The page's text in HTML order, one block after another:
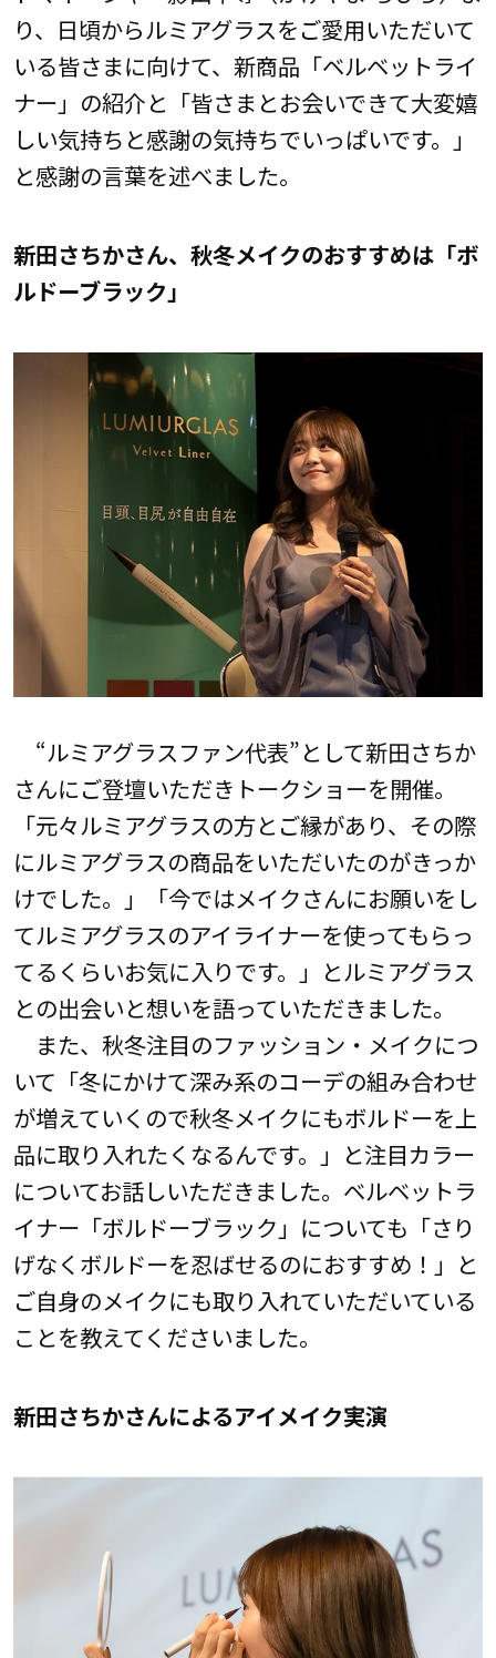
り、日頃からルミアグラスをご愛用いただいて
いる皆さまに向けて、新商品「ベルベットライ
ナー」の紹介と「皆さまとお会いできて大変嬉
しい気持ちと感謝の気持ちでいっぱいです。」
と感謝の言葉を述べました。
新田さちかさん、秋冬メイクのおすすめは「ボ
ルドーブラック」
“ルミアグラスファン代表”として新田さちか
さんにご登壇いただきトークショーを開催。
「元々ルミアグラスの方とご縁があり、その際
にルミアグラスの商品をいただいたのがきっか
けでした。」「今ではメイクさんにお願いをし
てルミアグラスのアイライナーを使ってもらっ
てるくらいお気に入りです。」とルミアグラス
との出会いと想いを語っていただきました。
また、秋冬注目のファッション・メイクにつ
いて「冬にかけて深み系のコーデの組み合わせ
が増えていくので秋冬メイクにもボルドーを上
品に取り入れたくなるんです。」と注目カラー
についてお話しいただきました。ベルベットラ
イナー「ボルドーブラック」についても「さり
げなくボルドーを忍ばせるのにおすすめ！」と
ご自身のメイクにも取り入れていただいている
ことを教えてくださいました。
新田さちかさんによるアイメイク実演